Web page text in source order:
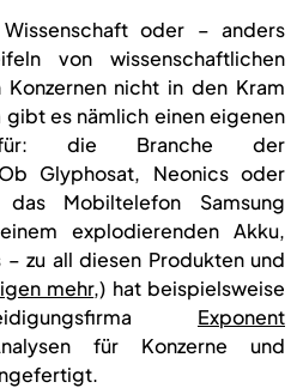
oder – anders
von wissenschaftlichen
nicht in den Kram
gibt es nämlich einen eigenen
die Branche der
Glyphosat, Neonics oder
das Mobiltelefon Samsung
explodierenden Akku,
zu all diesen Produkten und
mehr,) hat beispielsweise
Exponent
für Konzerne und